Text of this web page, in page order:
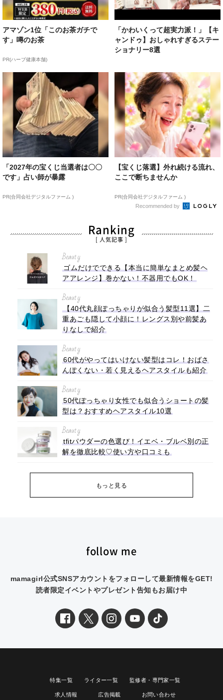
アマゾン1位「このお茶ガチで
す」噂のお茶
PR(ハーブ健康本舗)
「かわいくって超実力派！」【キ
ャンドゥ】おしゃれすぎるステー
ショナリー8選
「2027年の宝くじ当選者は〇〇
です」占い師が暴露
PR(合同会社デジタルファーム )
【宝くじ落選】外れ続ける流れ、
ここで断ちませんか
PR(合同会社デジタルファーム )
Recommended by
Ranking
[ 人気記事 ]
Beauty
ゴムだけでできる【本当に簡単なまとめ髪ヘ
アアレンジ】巻かない！不器用でもOK！
Beauty
【40代丸顔ぽっちゃりが似合う髪型11選】二
重あごも隠して小顔に！レングス別や前髪あ
りなしで紹介
Beauty
60代がやってはいけない髪型はコレ！おばさ
んぽくない・若く見えるヘアスタイルも紹介
Beauty
50代ぽっちゃり女性でも似合うショートの髪
型は？おすすめヘアスタイル10選
Beauty
tfitパウダーの色選び！イエベ・ブルベ別の正
解を徹底比較♡使い方や口コミも
もっと見る
follow me
mamagirl公式SNSアカウントをフォローして最新情報をGET!
読者限定イベントやプレゼント告知もお届け中
特集一覧 ライター一覧 監修者・専門家一覧
求人情報 広告掲載 お問い合わせ